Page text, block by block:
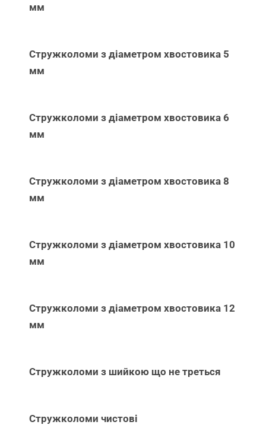
мм
Стружколоми з діаметром хвостовика 5
мм
Стружколоми з діаметром хвостовика 6
мм
Стружколоми з діаметром хвостовика 8
мм
Стружколоми з діаметром хвостовика 10
мм
Стружколоми з діаметром хвостовика 12
мм
Стружколоми з шийкою що не треться
Стружколоми чистові